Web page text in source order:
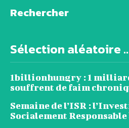
Rechercher
Sélection aléatoire
1billionhungry : 1
souffrent de faim
Semaine de l’ISR :
Socialement Responsable